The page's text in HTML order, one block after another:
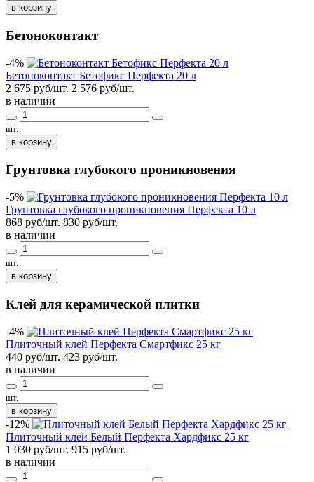
в корзину
Бетоноконтакт
-4%
Бетоноконтакт Бетофикс Перфекта 20 л
2 675 руб/шт. 2 576 руб/шт.
в наличии
шт.
в корзину
Грунтовка глубокого проникновения
-5%
Грунтовка глубокого проникновения Перфекта 10 л
868 руб/шт. 830 руб/шт.
в наличии
шт.
в корзину
Клей для керамической плитки
-4%
Плиточный клей Перфекта Смартфикс 25 кг
440 руб/шт. 423 руб/шт.
в наличии
шт.
в корзину
-12%
Плиточный клей Белый Перфекта Хардфикс 25 кг
1 030 руб/шт. 915 руб/шт.
в наличии